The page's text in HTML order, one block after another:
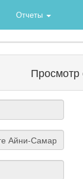
Отчеты